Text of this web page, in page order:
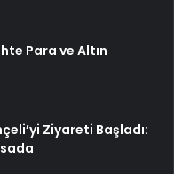
Para ve Altın
Ziyareti Başladı: